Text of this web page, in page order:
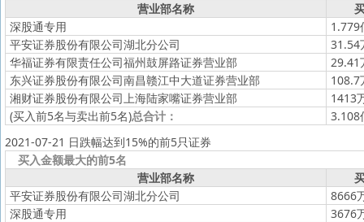
营业部名称
深股通专用
1.779
平安证券股份有限公司湖北分公司
31.54
华福证券有限责任公司福州鼓屏路证券营业部
29.41
东兴证券股份有限公司南昌赣江中大道证券营业部
108.7
湘财证券股份有限公司上海陆家嘴证券营业部
1413
(买入前5名与卖出前5名)总合计：
3.108
2021-07-21 日跌幅达到15%的前5只证券
买入金额最大的前5名
营业部名称
平安证券股份有限公司湖北分公司
8666
深股通专用
3676